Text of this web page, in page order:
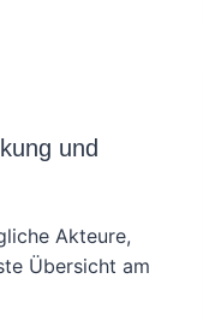
und
Akteure,
Übersicht am